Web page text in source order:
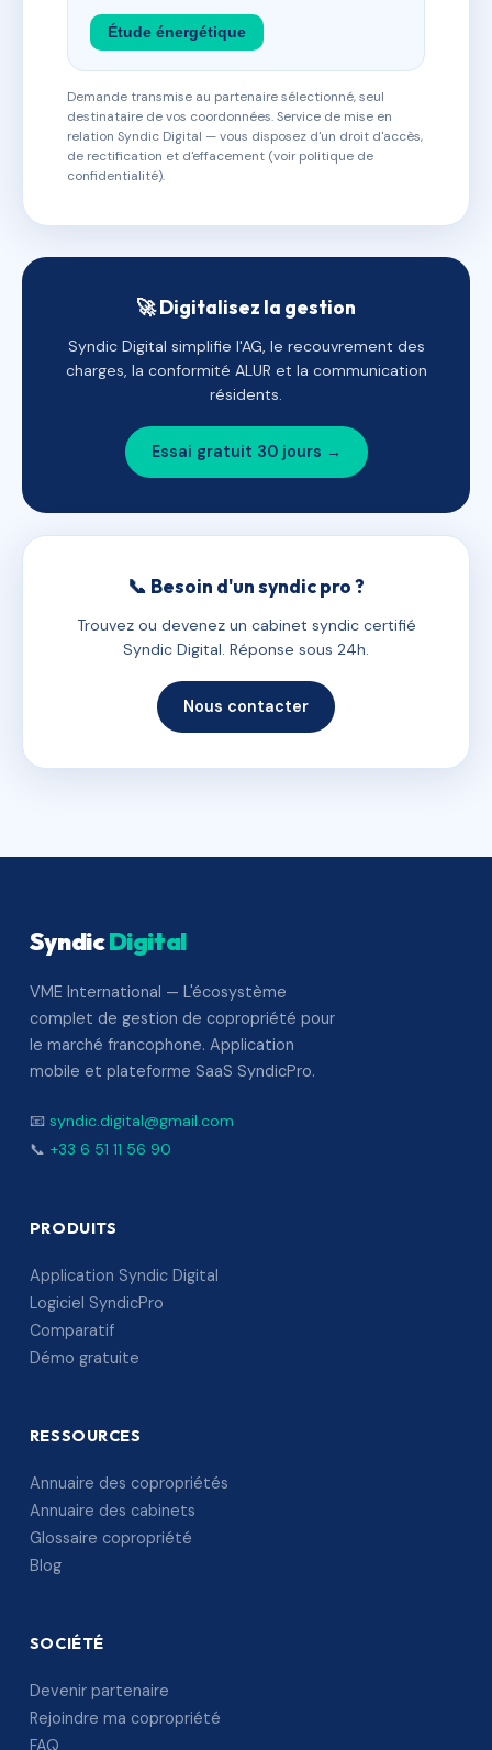
Étude énergétique
Demande transmise au partenaire sélectionné, seul
destinataire de vos coordonnées. Service de mise en
relation Syndic Digital — vous disposez d'un droit d'accès,
de rectification et d'effacement (voir politique de
confidentialité).
🚀 Digitalisez la gestion
Syndic Digital simplifie l'AG, le recouvrement des
charges, la conformité ALUR et la communication
résidents.
Essai gratuit 30 jours →
📞 Besoin d'un syndic pro ?
Trouvez ou devenez un cabinet syndic certifié
Syndic Digital. Réponse sous 24h.
Nous contacter
SyndicDigital
VME International — L'écosystème
complet de gestion de copropriété pour
le marché francophone. Application
mobile et plateforme SaaS SyndicPro.
📧 syndic.digital@gmail.com
📞 +33 6 51 11 56 90
PRODUITS
Application Syndic Digital
Logiciel SyndicPro
Comparatif
Démo gratuite
RESSOURCES
Annuaire des copropriétés
Annuaire des cabinets
Glossaire copropriété
Blog
SOCIÉTÉ
Devenir partenaire
Rejoindre ma copropriété
FAQ